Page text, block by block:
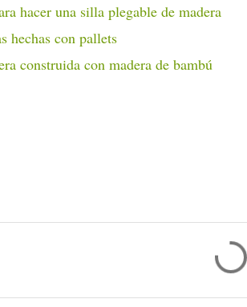
hacer una silla plegable de madera
hechas con pallets
construida con madera de bambú